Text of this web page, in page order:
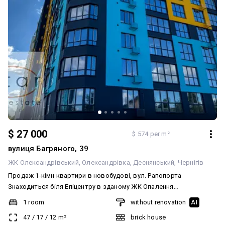
$ 27 000 $ 574 per m²
вулиця Багряного, 39
ЖК Олександрівський Олександрівка Деснянський Чернігів
Продаж 1-кімн квартири в новобудові, вул. Рапопорта
Знаходиться біля Епіцентру в зданому ЖК Опалення
двоконтурний газовий котел - автономне опалення та гаряча
вода, самостійне регулювання температури та витрат Загальна
площа: 45 м² Кухня - 11 м², з виходом на лоджію 6й поверх В
1 room
47 / 17 / 12 m²
without renovation AI
brick house